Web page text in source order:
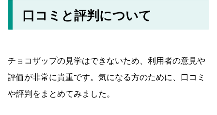
口コミと評判について
チョコザップの見学はできないため、利用者の意見や
評価が非常に貴重です。気になる方のために、口コミ
や評判をまとめてみました。